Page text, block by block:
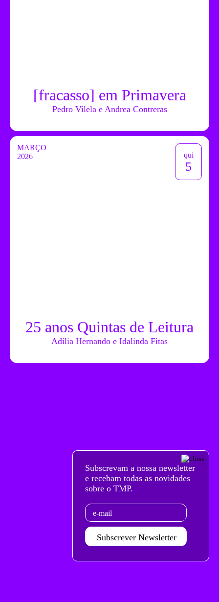
[fracasso] em Primavera
Pedro Vilela e Andrea Contreras
MARÇO
2026
qui
5
25 anos Quintas de Leitura
Adília Hernando e Idalinda Fitas
Subscrevam a nossa newsletter
e recebam todas as novidades
sobre o TMP.
Email
Subscrever Newsletter